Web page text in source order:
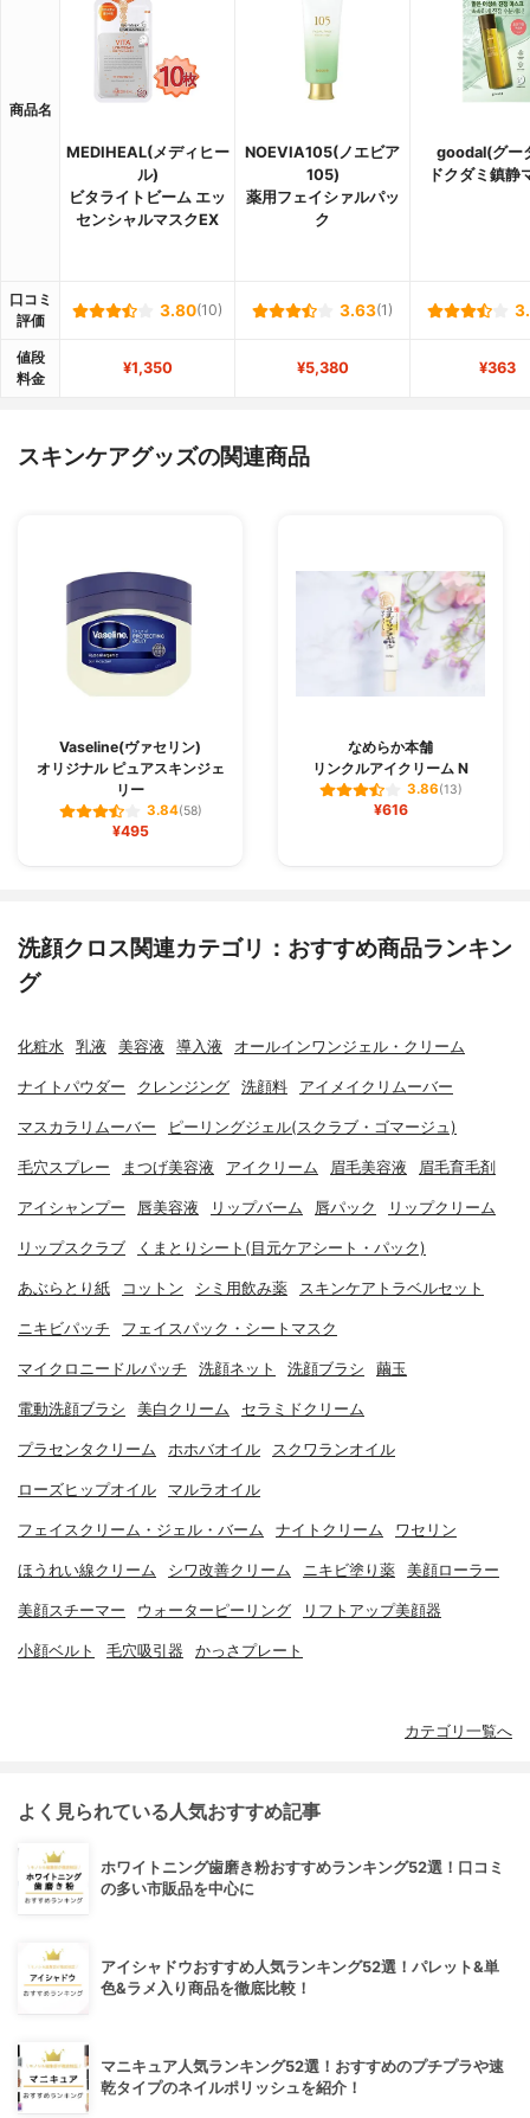
商品名
MEDIHEAL(メディヒー
ル)
ビタライトビーム エッ
センシャルマスクEX
NOEVIA105(ノエビア
105)
薬用フェイシァルパッ
ク
goodal(グー
ドクダミ鎮静
口コミ
評価
3.80(10) 3.63(1)
値段
料金
¥1,350 ¥5,380 ¥363
スキンケアグッズの関連商品
Vaseline(ヴァセリン)
オリジナル ピュアスキンジェ
リー
3.84(58)
¥495
なめらか本舗
リンクルアイクリーム N
3.86(13)
¥616
洗顔クロス関連カテゴリ：おすすめ商品ランキン
グ
化粧水 乳液 美容液 導入液 オールインワンジェル・クリーム
ナイトパウダー クレンジング 洗顔料 アイメイクリムーバー
マスカラリムーバー ピーリングジェル(スクラブ・ゴマージュ)
毛穴スプレー まつげ美容液 アイクリーム 眉毛美容液 眉毛育毛剤
アイシャンプー 唇美容液 リップバーム 唇パック リップクリーム
リップスクラブ くまとりシート(目元ケアシート・パック)
あぶらとり紙 コットン シミ用飲み薬 スキンケアトラベルセット
ニキビパッチ フェイスパック・シートマスク
マイクロニードルパッチ 洗顔ネット 洗顔ブラシ 繭玉
電動洗顔ブラシ 美白クリーム セラミドクリーム
プラセンタクリーム ホホバオイル スクワランオイル
ローズヒップオイル マルラオイル
フェイスクリーム・ジェル・バーム ナイトクリーム ワセリン
ほうれい線クリーム シワ改善クリーム ニキビ塗り薬 美顔ローラー
美顔スチーマー ウォーターピーリング リフトアップ美顔器
小顔ベルト 毛穴吸引器 かっさプレート
カテゴリ一覧へ
よく見られている人気おすすめ記事
ホワイトニング歯磨き粉おすすめランキング52選！口コミ
の多い市販品を中心に
アイシャドウおすすめ人気ランキング52選！パレット&単
色&ラメ入り商品を徹底比較！
マニキュア人気ランキング52選！おすすめのプチプラや速
乾タイプのネイルポリッシュを紹介！